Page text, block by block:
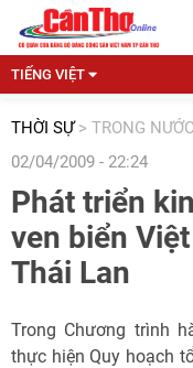
TIẾNG VIỆT
THỜI SỰ > TRONG NƯỚC
02/04/2009 - 22:24
Phát triển
ven biển
Thái Lan
Trong Chương trình
thực hiện Quy hoạch